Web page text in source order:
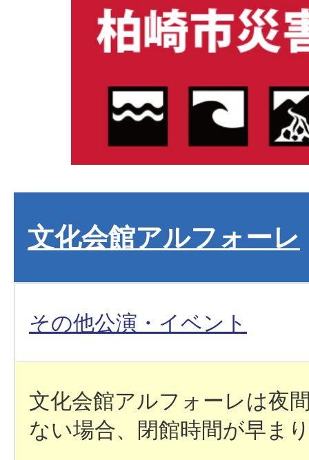
文化会館アルフォーレ
その他公演・イベント
文化会館アルフォーレは夜
ない場合、閉館時間が早ま